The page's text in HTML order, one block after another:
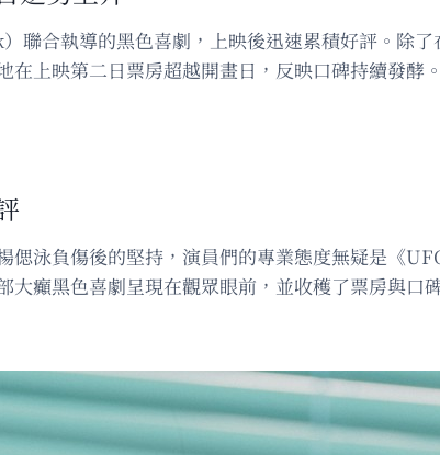
聯合執導的黑色喜劇，上映後迅速累積好評。除
在上映第二日票房超越開畫日，反映口碑持續發
偲泳負傷後的堅持，演員們的專業態度無疑是《
大癲黑色喜劇呈現在觀眾眼前，並收穫了票房與口